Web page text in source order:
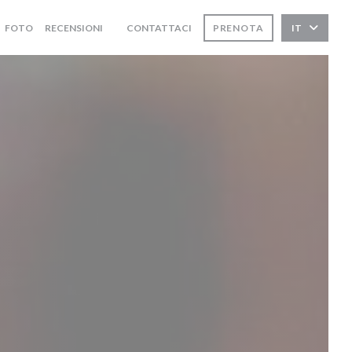
FOTO RECENSIONI
((APRE UNA NUOVA FINESTRA))
CONTATTACI PRENOTA IT